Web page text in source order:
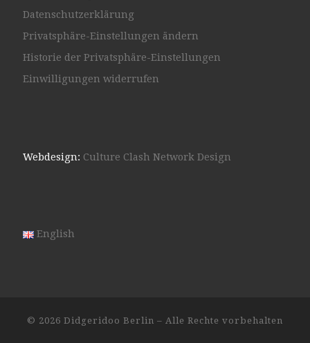
Datenschutzerklärung
Privatsphäre-Einstellungen ändern
Historie der Privatsphäre-Einstellungen
Einwilligungen widerrufen
Webdesign: Culture Clash Network Design
English
© 2026 Didgeridoo Berlin – Alle Rechte vorbehalten